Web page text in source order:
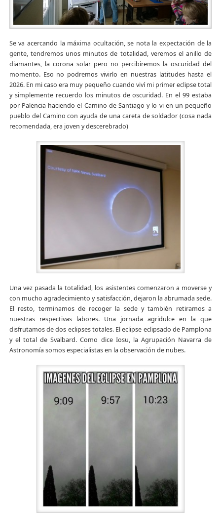
Se va acercando la máxima ocultación, se nota la expectación de la
gente, tendremos unos minutos de totalidad, veremos el anillo de
diamantes, la corona solar pero no percibiremos la oscuridad del
momento. Eso no podremos vivirlo en nuestras latitudes hasta el
2026. En mi caso era muy pequeño cuando viví mi primer eclipse total
y simplemente recuerdo los minutos de oscuridad. En el 99 estaba
por Palencia haciendo el Camino de Santiago y lo vi en un pequeño
pueblo del Camino con ayuda de una careta de soldador (cosa nada
recomendada, era joven y descerebrado)
Una vez pasada la totalidad, los asistentes comenzaron a moverse y
con mucho agradecimiento y satisfacción, dejaron la abrumada sede.
El resto, terminamos de recoger la sede y también retiramos a
nuestras respectivas labores. Una jornada agridulce en la que
disfrutamos de dos eclipses totales. El eclipse eclipsado de Pamplona
y el total de Svalbard. Como dice Iosu, la Agrupación Navarra de
Astronomía somos especialistas en la observación de nubes.